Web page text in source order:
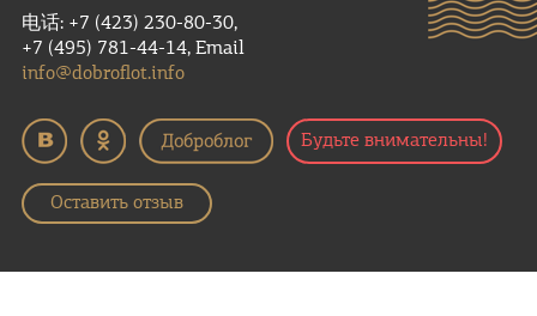
电话: +7 (423) 230-80-30,
+7 (495) 781-44-14, Email
info@dobroflot.info
Будьте внимательны!
Оставить отзыв